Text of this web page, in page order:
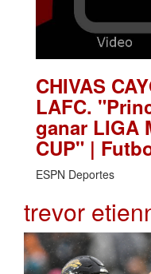
CHIVAS
LAFC.
ganar LIGA
CUP" |
ESPN Deportes
trevor